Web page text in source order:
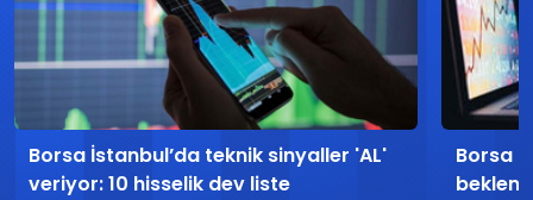
Borsa İstanbul’da teknik sinyaller 'AL'
veriyor: 10 hisselik dev liste
Borsa